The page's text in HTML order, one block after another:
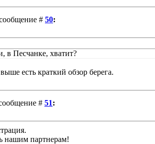
# 50:
в Песчанке, хватит?
есть краткий обзор берега.
# 51:
нашим партнерам!